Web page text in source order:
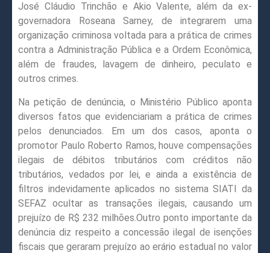
José Cláudio Trinchão e Akio Valente, além da ex-
governadora Roseana Sarney, de integrarem uma
organização criminosa voltada para a prática de crimes
contra a Administração Pública e a Ordem Econômica,
além de fraudes, lavagem de dinheiro, peculato e
outros crimes.
Na petição de denúncia, o Ministério Público aponta
diversos fatos que evidenciariam a prática de crimes
pelos denunciados. Em um dos casos, aponta o
promotor Paulo Roberto Ramos, houve compensações
ilegais de débitos tributários com créditos não
tributários, vedados por lei, e ainda a existência de
filtros indevidamente aplicados no sistema SIATI da
SEFAZ ocultar as transações ilegais, causando um
prejuízo de R$ 232 milhões.Outro ponto importante da
denúncia diz respeito a concessão ilegal de isenções
fiscais que geraram prejuízo ao erário estadual no valor